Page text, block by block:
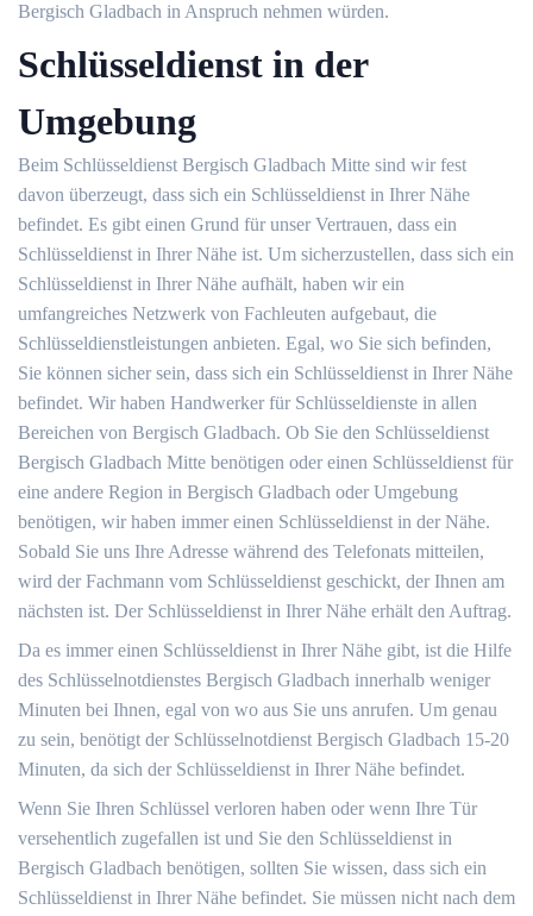
Bergisch Gladbach in Anspruch nehmen würden.
Schlüsseldienst in der
Umgebung
Beim Schlüsseldienst Bergisch Gladbach Mitte sind wir fest
davon überzeugt, dass sich ein Schlüsseldienst in Ihrer Nähe
befindet. Es gibt einen Grund für unser Vertrauen, dass ein
Schlüsseldienst in Ihrer Nähe ist. Um sicherzustellen, dass sich ein
Schlüsseldienst in Ihrer Nähe aufhält, haben wir ein
umfangreiches Netzwerk von Fachleuten aufgebaut, die
Schlüsseldienstleistungen anbieten. Egal, wo Sie sich befinden,
Sie können sicher sein, dass sich ein Schlüsseldienst in Ihrer Nähe
befindet. Wir haben Handwerker für Schlüsseldienste in allen
Bereichen von Bergisch Gladbach. Ob Sie den Schlüsseldienst
Bergisch Gladbach Mitte benötigen oder einen Schlüsseldienst für
eine andere Region in Bergisch Gladbach oder Umgebung
benötigen, wir haben immer einen Schlüsseldienst in der Nähe.
Sobald Sie uns Ihre Adresse während des Telefonats mitteilen,
wird der Fachmann vom Schlüsseldienst geschickt, der Ihnen am
nächsten ist. Der Schlüsseldienst in Ihrer Nähe erhält den Auftrag.
Da es immer einen Schlüsseldienst in Ihrer Nähe gibt, ist die Hilfe
des Schlüsselnotdienstes Bergisch Gladbach innerhalb weniger
Minuten bei Ihnen, egal von wo aus Sie uns anrufen. Um genau
zu sein, benötigt der Schlüsselnotdienst Bergisch Gladbach 15-20
Minuten, da sich der Schlüsseldienst in Ihrer Nähe befindet.
Wenn Sie Ihren Schlüssel verloren haben oder wenn Ihre Tür
versehentlich zugefallen ist und Sie den Schlüsseldienst in
Bergisch Gladbach benötigen, sollten Sie wissen, dass sich ein
Schlüsseldienst in Ihrer Nähe befindet. Sie müssen nicht nach dem